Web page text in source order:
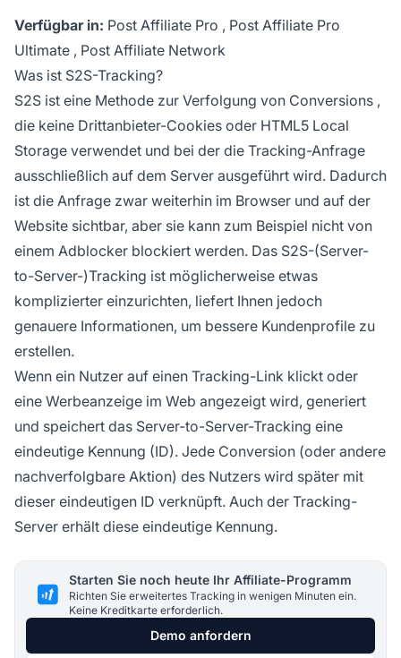
Verfügbar in: Post Affiliate Pro , Post Affiliate Pro
Ultimate , Post Affiliate Network
Was ist S2S-Tracking?
S2S ist eine Methode zur Verfolgung von Conversions ,
die keine Drittanbieter-Cookies oder HTML5 Local
Storage verwendet und bei der die Tracking-Anfrage
ausschließlich auf dem Server ausgeführt wird. Dadurch
ist die Anfrage zwar weiterhin im Browser und auf der
Website sichtbar, aber sie kann zum Beispiel nicht von
einem Adblocker blockiert werden. Das S2S-(Server-
to-Server-)Tracking ist möglicherweise etwas
komplizierter einzurichten, liefert Ihnen jedoch
genauere Informationen, um bessere Kundenprofile zu
erstellen.
Wenn ein Nutzer auf einen Tracking-Link klickt oder
eine Werbeanzeige im Web angezeigt wird, generiert
und speichert das Server-to-Server-Tracking eine
eindeutige Kennung (ID). Jede Conversion (oder andere
nachverfolgbare Aktion) des Nutzers wird später mit
dieser eindeutigen ID verknüpft. Auch der Tracking-
Server erhält diese eindeutige Kennung.
Starten Sie noch heute Ihr Affiliate-Programm
Richten Sie erweitertes Tracking in wenigen Minuten ein.
Keine Kreditkarte erforderlich.
Demo anfordern